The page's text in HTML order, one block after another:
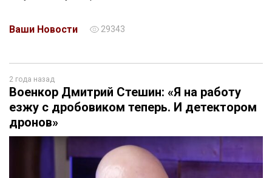
Ваши Новости 29343
2 года назад
Военкор Дмитрий Стешин: «Я на работу
езжу с дробовиком теперь. И детектором
дронов»